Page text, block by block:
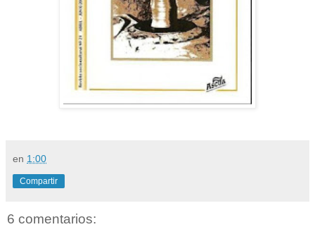
en 1:00
Compartir
6 comentarios: